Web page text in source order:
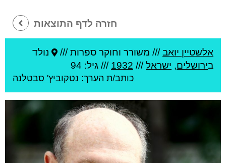
חזרה לדף התוצאות
אלשטיין יואב/// משורר וחוקר ספרות ///
נולד
בירושלים, ישראל///
1932 /// גיל: 94
כותב/ת הערך: נטקוביץ' סבטלנה